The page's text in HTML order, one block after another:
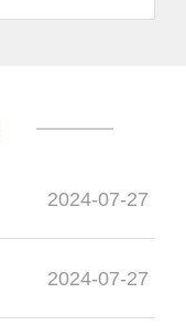
2024-07-27
2024-07-27